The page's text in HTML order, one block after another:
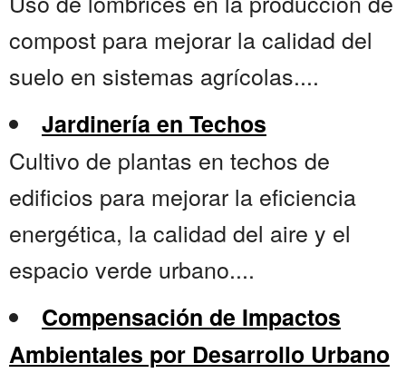
compost para mejorar la calidad del
suelo en sistemas agrícolas....
Jardinería en Techos
Cultivo de plantas en techos de
edificios para mejorar la eficiencia
energética, la calidad del aire y el
espacio verde urbano....
Compensación de Impactos
Ambientales por Desarrollo Urbano